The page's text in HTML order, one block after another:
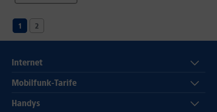
1 2
Internet
Mobilfunk-Tarife
Handys